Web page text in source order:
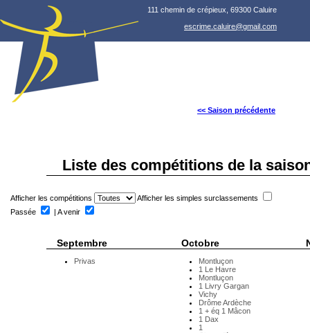
111 chemin de crépieux, 69300 Caluire
escrime.caluire@gmail.com
<< Saison précédente
Liste des compétitions de la
Afficher les compétitions
Afficher les simples surclassements
Passée
| A venir
Septembre
Privas
Octobre
Montluçon
1 Le Havre
Montluçon
1 Livry Gargan
Vichy
Drôme Ardèche
1 + éq 1 Mâcon
1 Dax
1